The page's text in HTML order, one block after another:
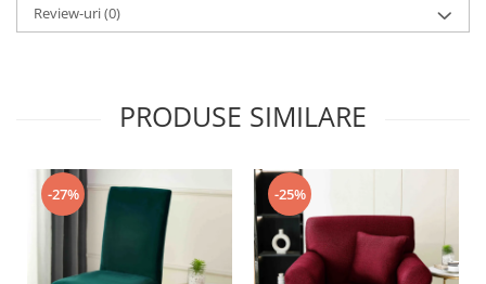
Review-uri(0)
PRODUSE SIMILARE
-27% -25%